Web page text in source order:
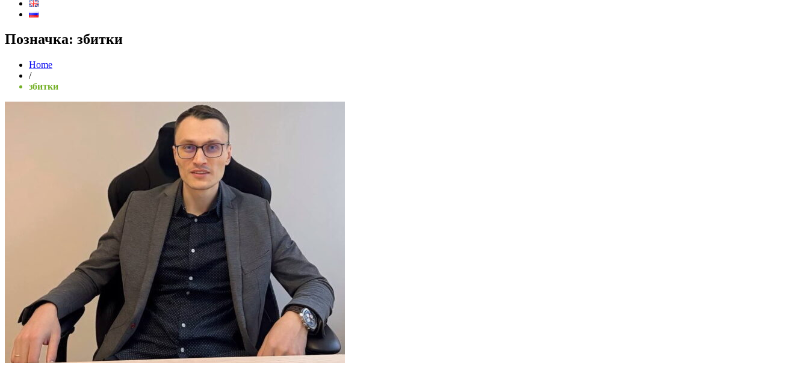
Позначка: збитки
Home
/
збитки